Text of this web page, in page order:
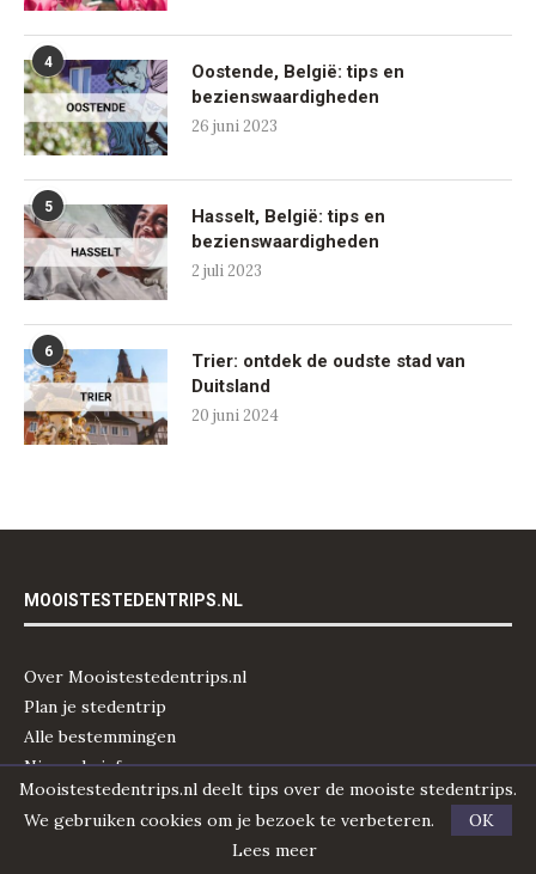
4
Oostende, België: tips en
bezienswaardigheden
26 juni 2023
5
Hasselt, België: tips en
bezienswaardigheden
2 juli 2023
6
Trier: ontdek de oudste stad van
Duitsland
20 juni 2024
MOOISTESTEDENTRIPS.NL
Over Mooistestedentrips.nl
Plan je stedentrip
Alle bestemmingen
Nieuwsbrief
Samenwerken/ adverteren
Disclaimer & privacy
Mooistestedentrips.nl deelt tips over de mooiste stedentrips.
We gebruiken cookies om je bezoek te verbeteren.
OK
Lees meer